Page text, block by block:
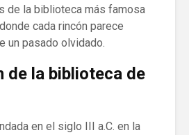
de la biblioteca más famosa
cada rincón parece
un pasado olvidado.
de la biblioteca de
en el siglo III a.C. en la